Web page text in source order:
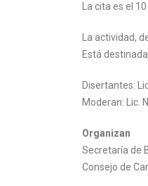
La cita es el
La actividad,
Está
Disertantes:
Moderan: Lic.
Organizan
Secretaría de
Consejo de